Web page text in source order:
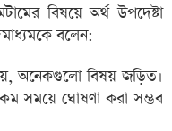
বিষয়ে অর্থ উপদেষ্টা
বলেন:
অনেকগুলো বিষয় জড়িত।
সময়ে ঘোষণা করা সম্ভব